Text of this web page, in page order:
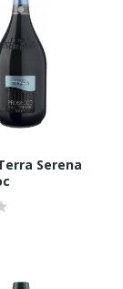
Serena